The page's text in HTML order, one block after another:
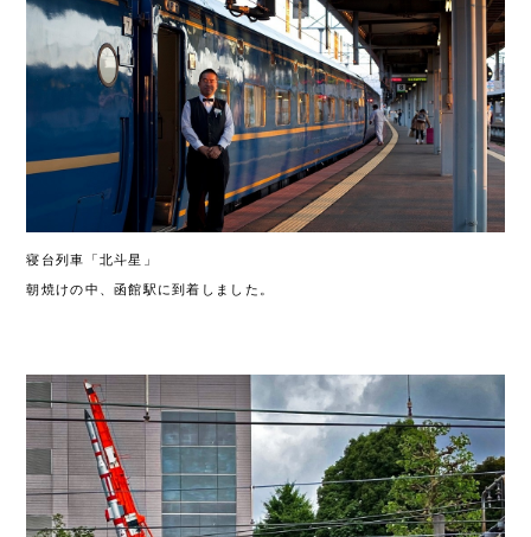
寝台列車「北斗星」
朝焼けの中、函館駅に到着しました。